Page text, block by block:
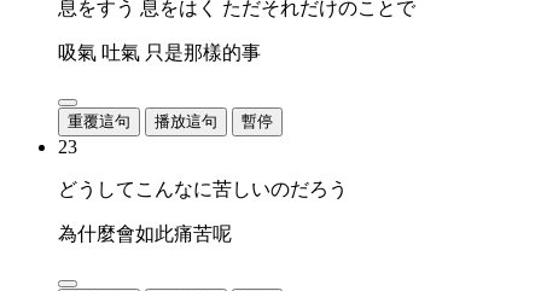
息をすう 息をはく ただそれだけのことで
吸氣 吐氣 只是那樣的事
重覆這句 播放這句 暫停
23
どうしてこんなに苦しいのだろう
為什麼會如此痛苦呢